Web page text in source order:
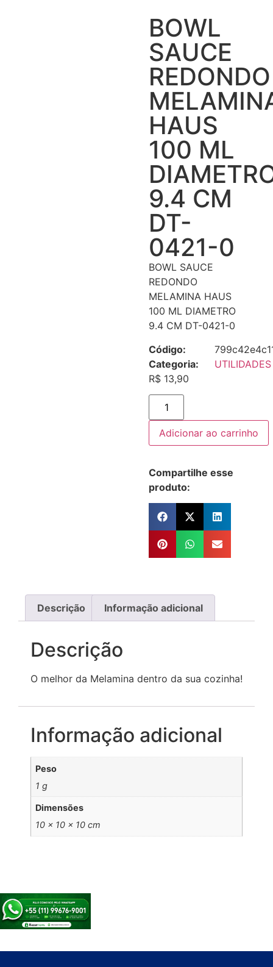
BOWL
SAUCE
REDONDO
HAUS
100 ML
9.4 CM
DT-
0421-0
BOWL SAUCE
REDONDO
MELAMINA HAUS
100 ML DIAMETRO
9.4 CM DT-0421-0
Código:
Categoria:
UTILIDADES
R$ 13,90
Adicionar ao carrinho
Compartilhe esse
produto:
Descrição Informação adicional
Descrição
O melhor da Melamina dentro da sua cozinha!
Informação adicional
Peso
1 g
Dimensões
10 × 10 × 10 cm